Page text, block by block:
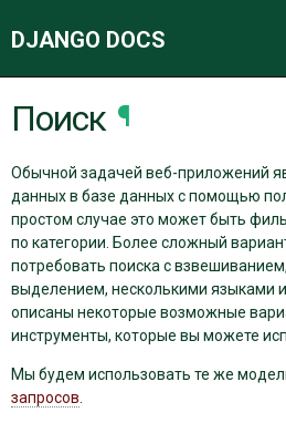
DJANGO DOCS
ДОКУМЕНТАЦИЯ
БЛОГ
Поиск ¶
Обычной задачей веб-приложений
данных в базе данных с помощью
простом случае это может быть
по категории. Более сложный
потребовать поиска с
выделением, несколькими языками
описаны некоторые возможные
инструменты, которые вы можете
Мы будем использовать те же
запросов.